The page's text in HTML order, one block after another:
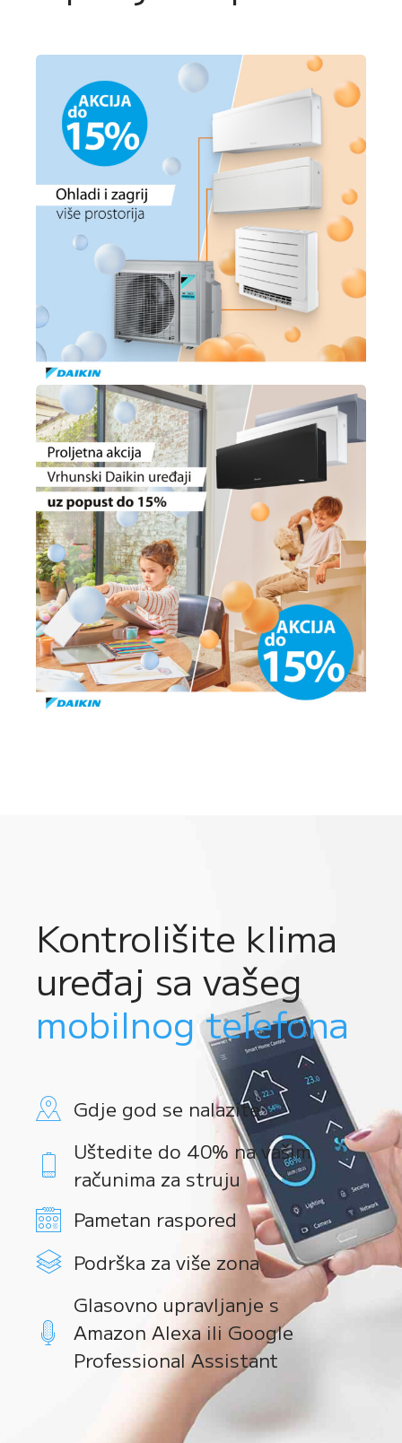
Kontrolišite klima
uređaj sa vašeg
mobilnog telefona
Gdje god se nalazite
Uštedite do 40% na vašim
računima za struju
Pametan raspored
Podrška za više zona
Glasovno upravljanje s
Amazon Alexa ili Google
Professional Assistant